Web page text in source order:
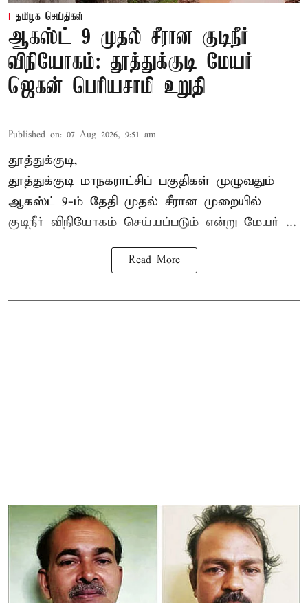
தமிழக செய்திகள்
ஆகஸ்ட் 9 முதல் சீரான குடிநீர்
விநியோகம்: தூத்துக்குடி மேயர்
ஜெகன் பெரியசாமி உறுதி
Published on: 07 Aug 2026, 9:51 am
தூத்துக்குடி,
தூத்துக்குடி மாநகராட்சிப் பகுதிகள் முழுவதும்
ஆகஸ்ட் 9-ம் தேதி முதல் சீரான முறையில்
குடிநீர் விநியோகம் செய்யப்படும் என்று மேயர் ...
Read More